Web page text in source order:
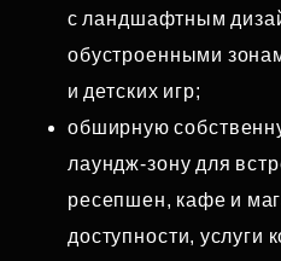
с ландшафтным
обустроенными
и детских игр;
обширную
лаундж‑зону для
ресепшен, кафе и
доступности, услуги